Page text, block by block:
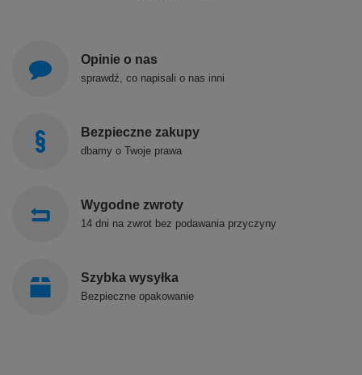
Opinie o nas
sprawdź, co napisali o nas inni
Bezpieczne zakupy
dbamy o Twoje prawa
Wygodne zwroty
14 dni na zwrot bez podawania przyczyny
Szybka wysyłka
Bezpieczne opakowanie